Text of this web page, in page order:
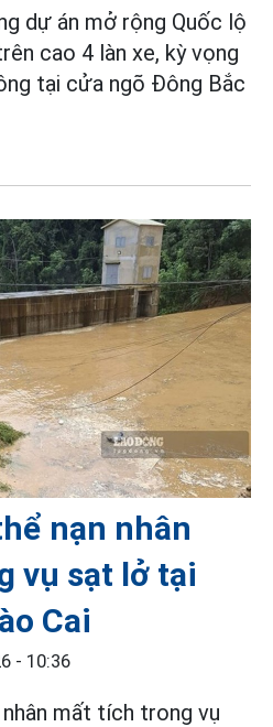
dự án mở rộng Quốc lộ
cao 4 làn xe, kỳ vọng
tại cửa ngõ Đông Bắc
nạn nhân
vụ sạt lở tại
Cai
- 10:36
mất tích trong vụ